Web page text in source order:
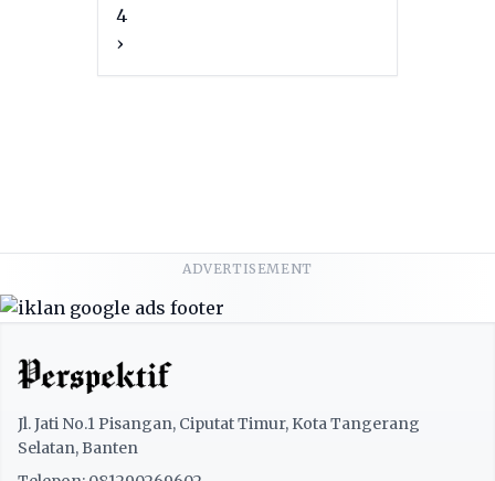
4
›
ADVERTISEMENT
Jl. Jati No.1 Pisangan, Ciputat Timur, Kota Tangerang
Selatan, Banten